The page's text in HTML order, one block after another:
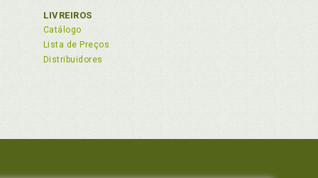
LIVREIROS
Catálogo
Lista de Preços
Distribuidores